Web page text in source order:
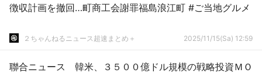
徴収計画を撤回…町商工会謝罪福島浪江町 #ご当地グルメ
２ちゃんねるニュース超速まとめ＋ 2025/11/15(Sa) 12:59
聯合ニュース 韓米、３５００億ドル規模の戦略投資ＭＯ